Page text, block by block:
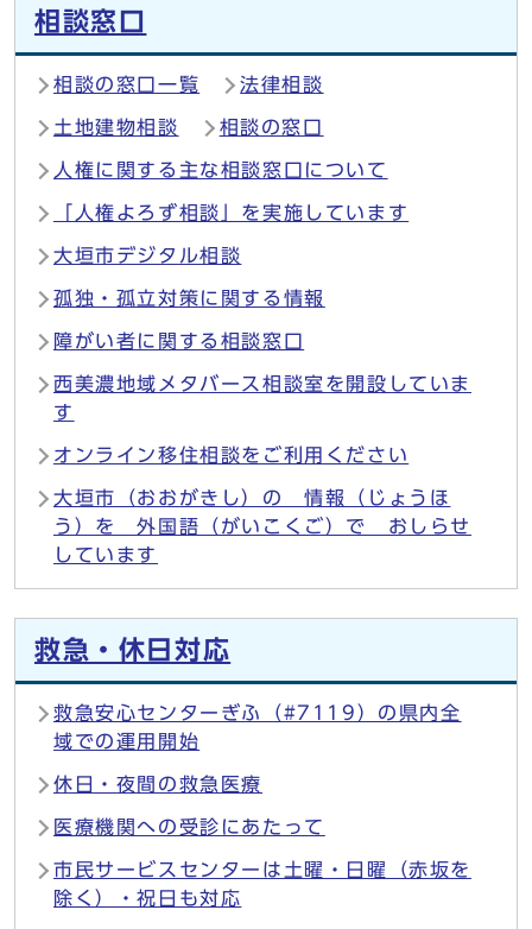
相談窓口
相談の窓口一覧 法律相談
土地建物相談 相談の窓口
人権に関する主な相談窓口について
「人権よろず相談」を実施しています
大垣市デジタル相談
孤独・孤立対策に関する情報
障がい者に関する相談窓口
西美濃地域メタバース相談室を開設していま
す
オンライン移住相談をご利用ください
大垣市（おおがきし）の 情報（じょうほ
う）を 外国語（がいこくご）で おしらせ
しています
救急・休日対応
救急安心センターぎふ（#7119）の県内全
域での運用開始
休日・夜間の救急医療
医療機関への受診にあたって
市民サービスセンターは土曜・日曜（赤坂を
除く）・祝日も対応